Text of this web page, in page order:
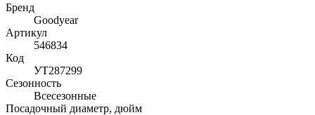
Бренд
Goodyear
Артикул
546834
Код
УТ287299
Сезонность
Всесезонные
Посадочный диаметр, дюйм